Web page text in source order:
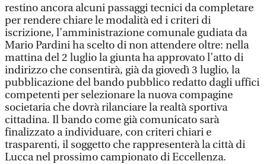
restino ancora alcuni passaggi tecnici da completare
per rendere chiare le modalità ed i criteri di
iscrizione, l’amministrazione comunale gudiata da
Mario Pardini ha scelto di non attendere oltre: nella
mattina del 2 luglio la giunta ha approvato l’atto di
indirizzo che consentirà, già da giovedì 3 luglio, la
pubblicazione del bando pubblico redatto dagli uffici
competenti per selezionare la nuova compagine
societaria che dovrà rilanciare la realtà sportiva
cittadina. Il bando come già comunicato sarà
finalizzato a individuare, con criteri chiari e
trasparenti, il soggetto che rappresenterà la città di
Lucca nel prossimo campionato di Eccellenza.